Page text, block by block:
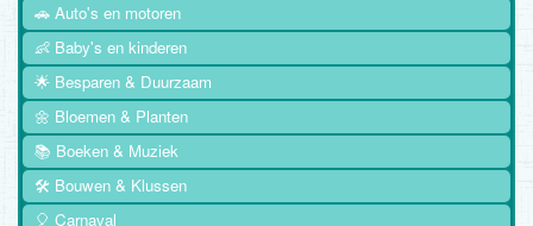
🚗 Auto's en motoren
👶 Baby's en kinderen
🌟 Besparen & Duurzaam
🌼 Bloemen & Planten
📚 Boeken & Muziek
🛠️ Bouwen & Klussen
🎈 Carnaval